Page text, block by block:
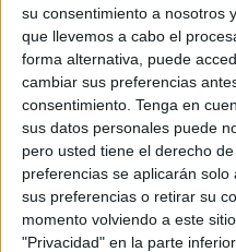
su consentimiento a nosotros
que llevemos a cabo el
forma alternativa, puede
cambiar sus preferencias
consentimiento. Tenga en
sus datos personales puede
pero usted tiene el derecho
preferencias se aplicarán
sus preferencias o retirar su
momento volviendo a este
"Privacidad" en la parte
[También podría
escuchar la música en
Los investigadores
Chandra, tomadas en
de rayos X, con las
por computadora
Un análisis
elementos se